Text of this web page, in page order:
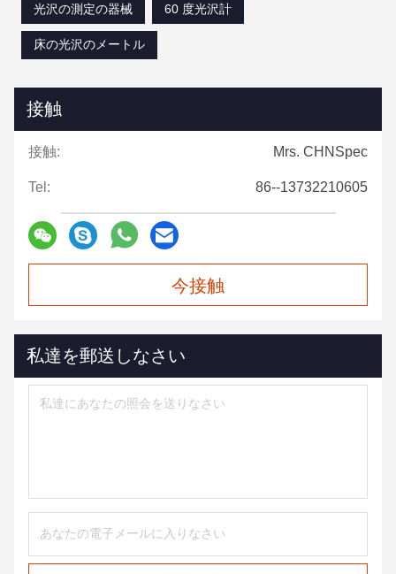
光沢の測定の器械
60 度光沢計
床の光沢のメートル
接触
接触: Mrs. CHNSpec
Tel: 86--13732210605
今接触
私達を郵送しなさい